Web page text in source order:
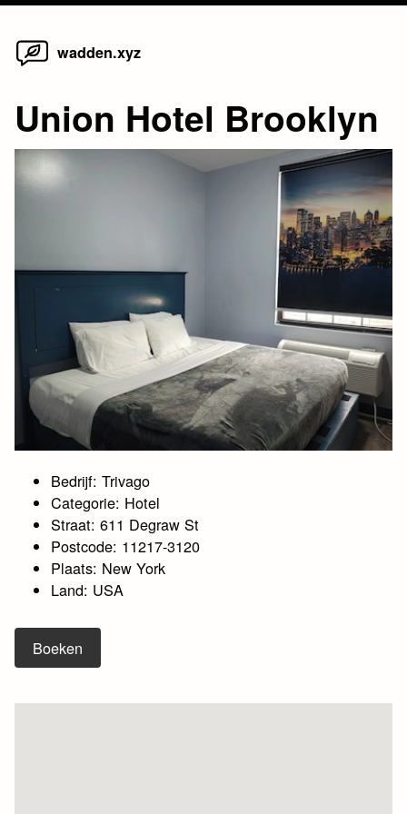
Skip
wadden.xyz
Union Hotel Brooklyn
Bedrijf: Trivago
Categorie: Hotel
Straat: 611 Degraw St
Postcode: 11217-3120
Plaats: New York
Land: USA
Boeken